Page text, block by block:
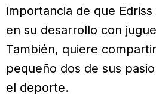
importancia de que
en su desarrollo con
También, quiere
pequeño dos de sus
el deporte.